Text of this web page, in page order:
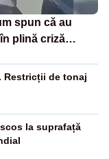
spun că au
plină criză
Restricții de tonaj
la suprafață